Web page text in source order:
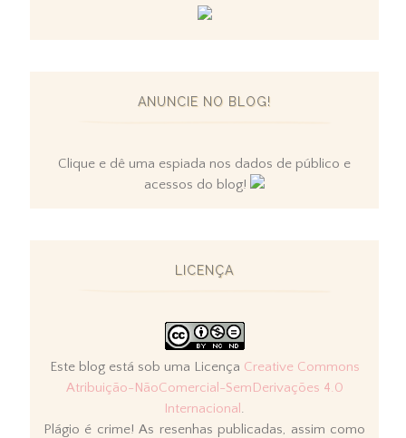
ANUNCIE NO BLOG!
Clique e dê uma espiada nos dados de público e
acessos do blog!
LICENÇA
Este blog está sob uma Licença Creative Commons
Atribuição-NãoComercial-SemDerivações 4.0
Internacional .
Plágio é crime! As resenhas publicadas, assim como